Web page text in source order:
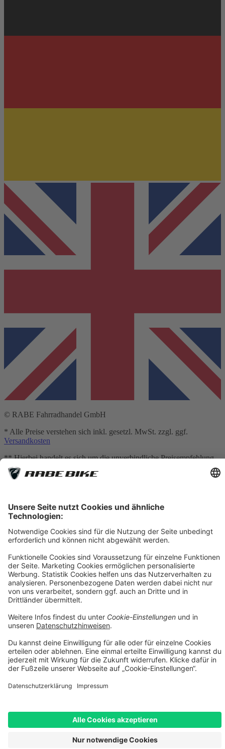
© RABE Fahrradhandel GmbH
* Alle Preise verstehen sich inkl. gesetzl. MwSt. zzgl. ggf.
Versandkosten
** Hierbei handelt es sich um die unverbindliche Preisempfehlung
des Herstellers
Versandkostentabelle
[1] Vermittlung erfolgt ausschließlich für unseren
Finanzierungspartner: TARGOBANK AG, Kasernenstr. 10, 40213
Düsseldorf.
[2] Die dargestellten Leasingraten werden durch einen integrierten
Rechner der Smartfit GmbH auf Basis Ihrer Eingaben kalkuliert und
dienen ausschließlich der unverbindlichen Orientierung. Es handelt
sich nicht um ein verbindliches Angebot im rechtlichen Sinne. Die
tatsächliche Leasingrate kann insbesondere aufgrund von
Bonitätsprüfung, individuellen Vertragskonditionen, Gebühren
ausschließlich die Konditionen des jeweiligen Leasingvertrags
sowie die verbindliche Kalkulation des Leasinggebers.
[3] Leasing-Preis: Bei im Preis reduzierten Fahrrädern erheben wir
einen geringen Aufschlag von max. 5% auf den Angebotspreis.
Diesen Aufschlag berechnen wir aufgrund erhöhtem Aufwand und
Mehrkosten beim Leasing. Unser Aufschlag ist geringer als i.d.R. in
Aufschlag. Rabattcodes können beim Leasing nicht angewendet